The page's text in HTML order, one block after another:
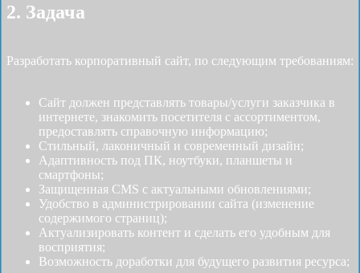
2. Задача
Разработать корпоративный сайт, по следующим требованиям:
Сайт должен представлять товары/услуги заказчика в
интернете, знакомить посетителя с ассортиментом,
предоставлять справочную информацию;
Стильный, лаконичный и современный дизайн;
Адаптивность под ПК, ноутбуки, планшеты и
смартфоны;
Защищенная CMS с актуальными обновлениями;
Удобство в администрировании сайта (изменение
содержимого страниц);
Актуализировать контент и сделать его удобным для
восприятия;
Возможность доработки для будущего развития ресурса;